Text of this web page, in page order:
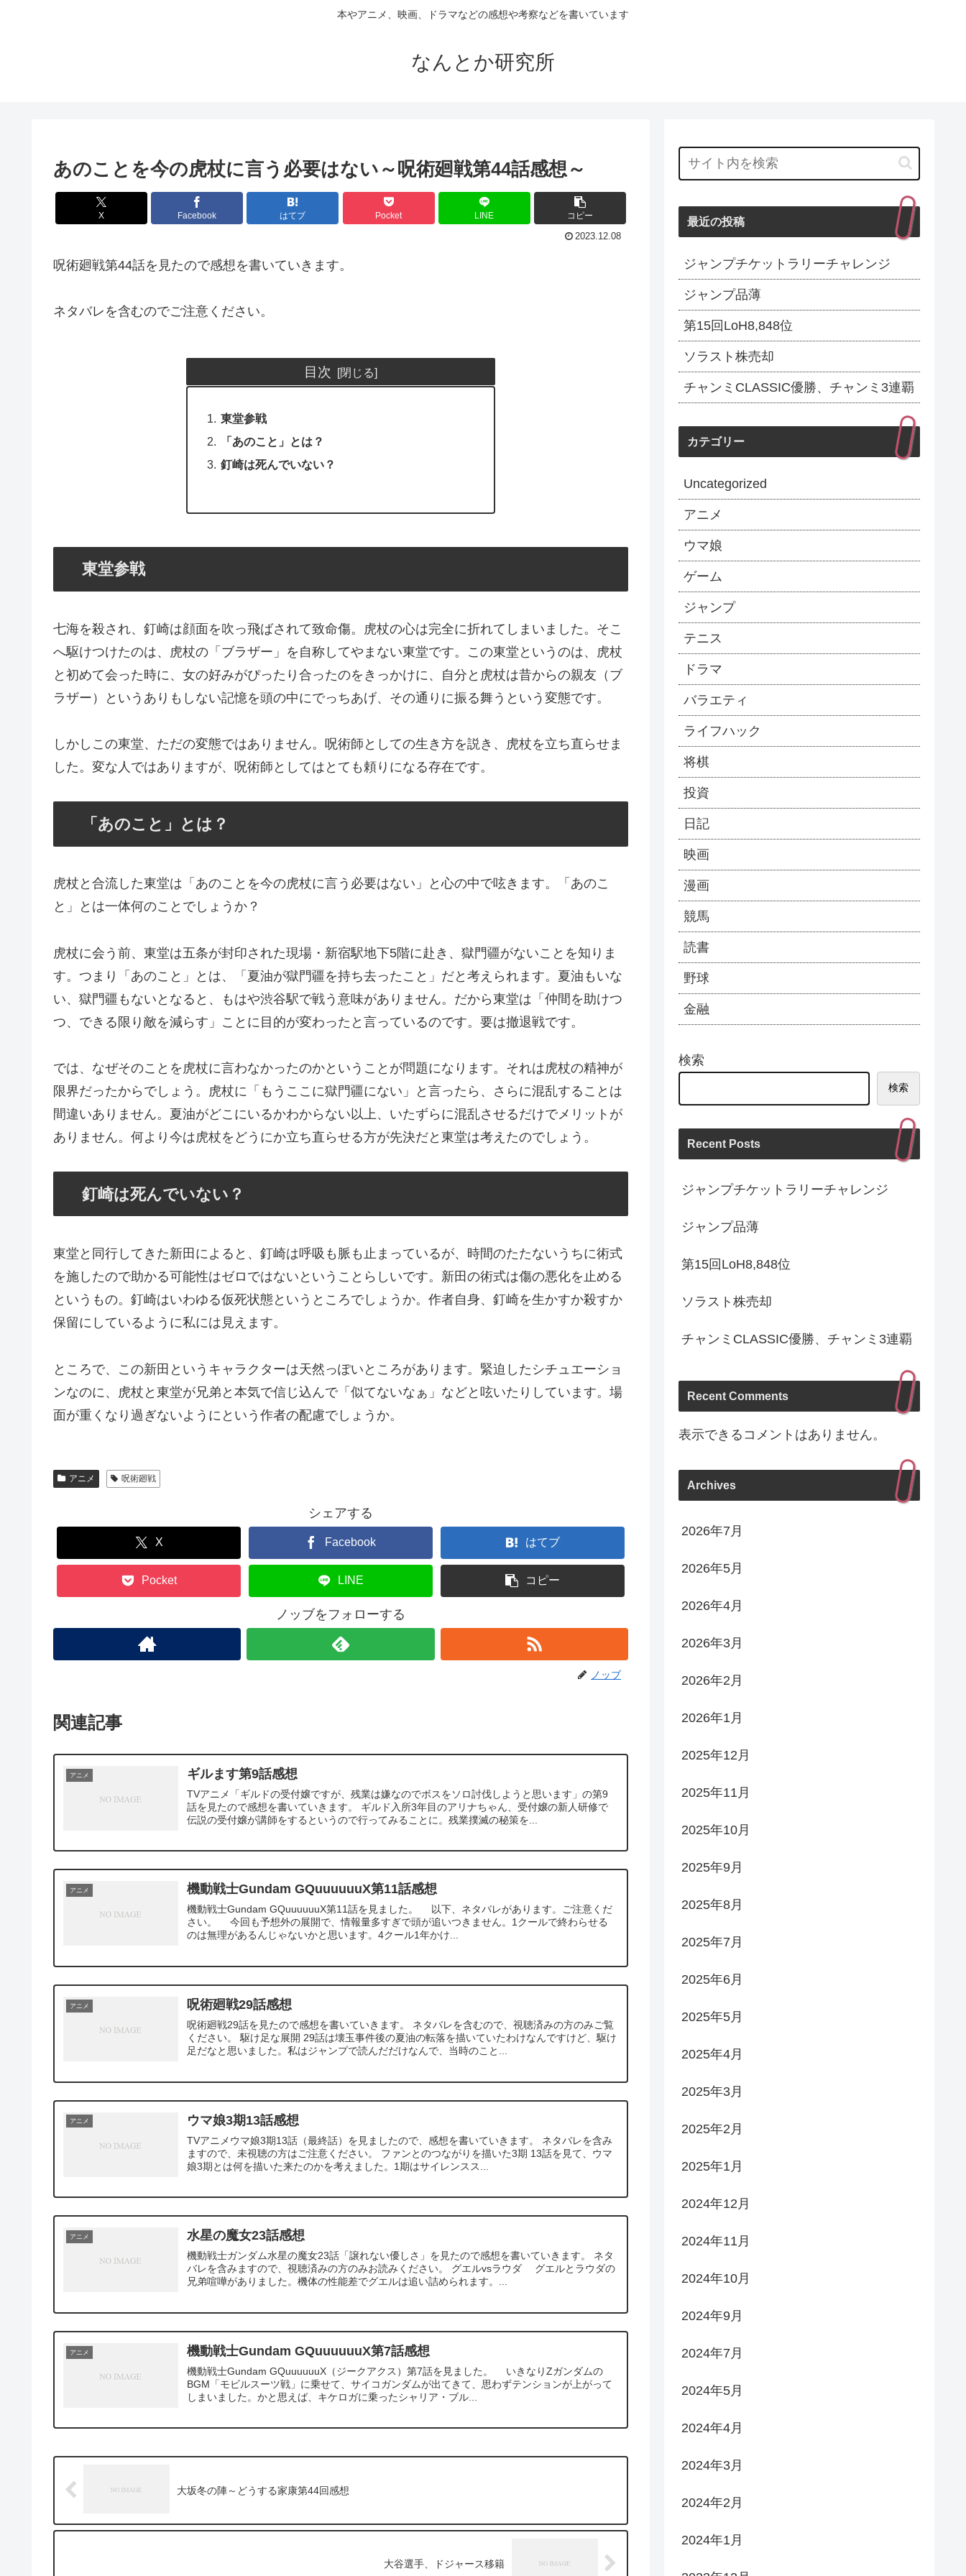
本やアニメ、映画、ドラマなどの感想や考察などを書いています
なんとか研究所
あのことを今の虎杖に言う必要はない～呪術廻戦第44話感想～
X Facebook はてブ Pocket LINE コピー
2023.12.08
呪術廻戦第44話を見たので感想を書いていきます。
ネタバレを含むのでご注意ください。
目次
東堂参戦
「あのこと」とは？
釘崎は死んでいない？
東堂参戦
七海を殺され、釘崎は顔面を吹っ飛ばされて致命傷。虎杖の心は完全に折れてしまいました。そこ
へ駆けつけたのは、虎杖の「ブラザー」を自称してやまない東堂です。この東堂というのは、虎杖
と初めて会った時に、女の好みがぴったり合ったのをきっかけに、自分と虎杖は昔からの親友（ブ
ラザー）というありもしない記憶を頭の中にでっちあげ、その通りに振る舞うという変態です。
しかしこの東堂、ただの変態ではありません。呪術師としての生き方を説き、虎杖を立ち直らせま
した。変な人ではありますが、呪術師としてはとても頼りになる存在です。
「あのこと」とは？
虎杖と合流した東堂は「あのことを今の虎杖に言う必要はない」と心の中で呟きます。「あのこ
と」とは一体何のことでしょうか？
虎杖に会う前、東堂は五条が封印された現場・新宿駅地下5階に赴き、獄門疆がないことを知りま
す。つまり「あのこと」とは、「夏油が獄門疆を持ち去ったこと」だと考えられます。夏油もいな
い、獄門疆もないとなると、もはや渋谷駅で戦う意味がありません。だから東堂は「仲間を助けつ
つ、できる限り敵を減らす」ことに目的が変わったと言っているのです。要は撤退戦です。
では、なぜそのことを虎杖に言わなかったのかということが問題になります。それは虎杖の精神が
限界だったからでしょう。虎杖に「もうここに獄門疆にない」と言ったら、さらに混乱することは
間違いありません。夏油がどこにいるかわからない以上、いたずらに混乱させるだけでメリットが
ありません。何より今は虎杖をどうにか立ち直らせる方が先決だと東堂は考えたのでしょう。
釘崎は死んでいない？
東堂と同行してきた新田によると、釘崎は呼吸も脈も止まっているが、時間のたたないうちに術式
を施したので助かる可能性はゼロではないということらしいです。新田の術式は傷の悪化を止める
というもの。釘崎はいわゆる仮死状態というところでしょうか。作者自身、釘崎を生かすか殺すか
保留にしているように私には見えます。
ところで、この新田というキャラクターは天然っぽいところがあります。緊迫したシチュエーショ
ンなのに、虎杖と東堂が兄弟と本気で信じ込んで「似てないなぁ」などと呟いたりしています。場
面が重くなり過ぎないようにという作者の配慮でしょうか。
アニメ 呪術廻戦
シェアする
X Facebook はてブ
Pocket LINE コピー
ノッブをフォローする
ノッブ
関連記事
アニメ ギルます第9話感想
TVアニメ「ギルドの受付嬢ですが、残業は嫌なのでボスをソロ討伐しようと思います」の第9
話を見たので感想を書いていきます。 ギルド入所3年目のアリナちゃん、受付嬢の新人研修で
伝説の受付嬢が講師をするというので行ってみることに。残業撲滅の秘策を...
アニメ 機動戦士Gundam GQuuuuuuX第11話感想
機動戦士Gundam GQuuuuuuX第11話を見ました。 以下、ネタバレがあります。ご注意くだ
さい。 今回も予想外の展開で、情報量多すぎで頭が追いつきません。1クールで終わらせる
のは無理があるんじゃないかと思います。4クール1年かけ...
アニメ 呪術廻戦29話感想
呪術廻戦29話を見たので感想を書いていきます。 ネタバレを含むので、視聴済みの方のみご覧
ください。 駆け足な展開 29話は壊玉事件後の夏油の転落を描いていたわけなんですけど、駆け
足だなと思いました。私はジャンプで読んだだけなんで、当時のこと...
アニメ ウマ娘3期13話感想
TVアニメウマ娘3期13話（最終話）を見ましたので、感想を書いていきます。 ネタバレを含み
ますので、未視聴の方はご注意ください。 ファンとのつながりを描いた3期 13話を見て、ウマ
娘3期とは何を描いた来たのかを考えました。1期はサイレンスス...
アニメ 水星の魔女23話感想
機動戦士ガンダム水星の魔女23話「譲れない優しさ」を見たので感想を書いていきます。 ネタ
バレを含みますので、視聴済みの方のみお読みください。 グエルvsラウダ グエルとラウダの
兄弟喧嘩がありました。機体の性能差でグエルは追い詰められます。...
アニメ 機動戦士Gundam GQuuuuuuX第7話感想
機動戦士Gundam GQuuuuuuX（ジークアクス）第7話を見ました。 いきなりZガンダムの
BGM「モビルスーツ戦」に乗せて、サイコガンダムが出てきて、思わずテンションが上がって
しまいました。かと思えば、キケロガに乗ったシャリア・ブル...
大坂冬の陣～どうする家康第44回感想
大谷選手、ドジャース移籍
最近の投稿
ジャンプチケットラリーチャレンジ
ジャンプ品薄
第15回LoH8,848位
ソラスト株売却
チャンミCLASSIC優勝、チャンミ3連覇
カテゴリー
Uncategorized
アニメ
ウマ娘
ゲーム
ジャンプ
テニス
ドラマ
バラエティ
ライフハック
将棋
投資
日記
映画
漫画
競馬
読書
野球
金融
検索
検索
Recent Posts
ジャンプチケットラリーチャレンジ
ジャンプ品薄
第15回LoH8,848位
ソラスト株売却
チャンミCLASSIC優勝、チャンミ3連覇
Recent Comments
表示できるコメントはありません。
Archives
2026年7月
2026年5月
2026年4月
2026年3月
2026年2月
2026年1月
2025年12月
2025年11月
2025年10月
2025年9月
2025年8月
2025年7月
2025年6月
2025年5月
2025年4月
2025年3月
2025年2月
2025年1月
2024年12月
2024年11月
2024年10月
2024年9月
2024年7月
2024年5月
2024年4月
2024年3月
2024年2月
2024年1月